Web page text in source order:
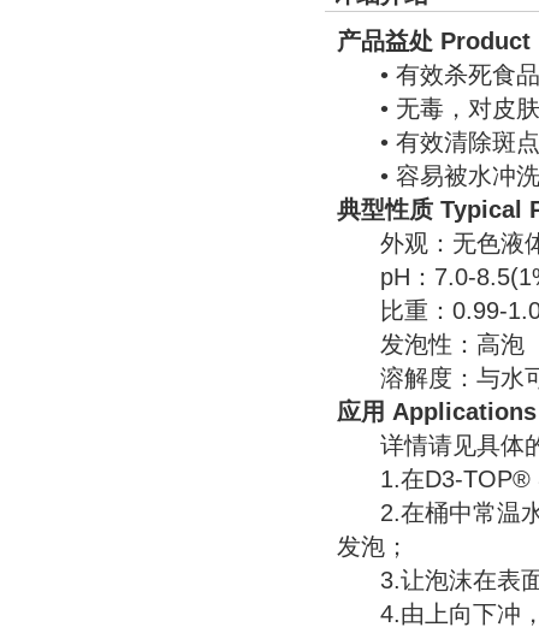
产品益处
• 有效杀死食品
• 无毒，对皮肤
• 有效清除斑点
• 容易被水冲
典型性质 Typical
外观：无色液
pH：7.0-
比重：0.99-
发泡性：高泡
溶解度：与水
应用 Applications
详情请见具体的
1.在D3-TOP® 8
2.在桶中常温水
发泡；
3.让泡沫在表面
4.由上向下冲，